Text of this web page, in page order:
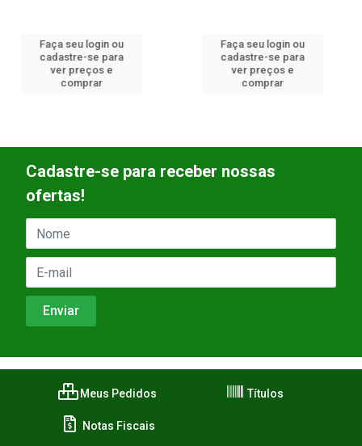
Faça seu login ou
cadastre-se para
ver preços e
comprar
Faça seu login ou
cadastre-se para
ver preços e
comprar
Cadastre-se para receber nossas
ofertas!
Meus Pedidos Títulos
Notas Fiscais